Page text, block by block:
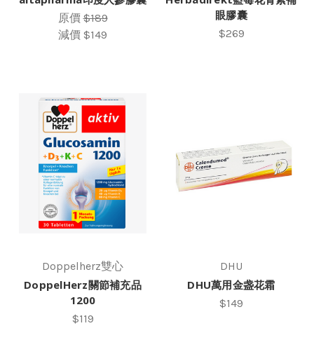
原價$189
減價 $149
眼膠囊
$269
Doppelherz雙心
DoppelHerz關節補充品
1200
$119
DHU
DHU萬用金盏花霜
$149